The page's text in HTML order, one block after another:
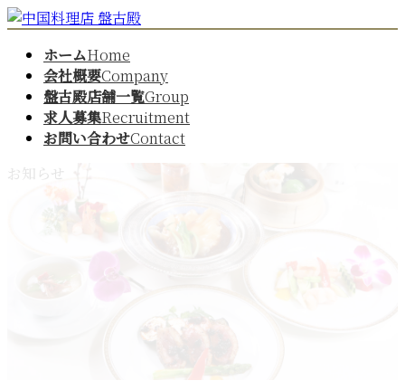
コ
ン
ッ
ナ
ビ
移
ホームHome
会社概要Company
盤古殿店舗一覧Group
求人募集Recruitment
お問い合わせContact
お知らせ